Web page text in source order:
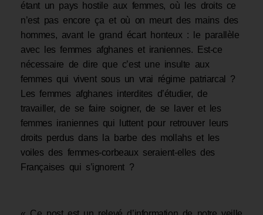
étant un pays hostile aux femmes, où les droits ce
n’est pas encore ça et où on meurt des mains des
hommes, avant le grand écart honteux : le parallèle
avec les femmes afghanes et iraniennes. Est-ce
nécessaire de dire que c’est une insulte aux
femmes qui vivent sous un vrai régime patriarcal ?
Les femmes afghanes interdites d’étudier, de
travailler, de se faire soigner, de se laver et les
femmes iraniennes qui luttent pour retrouver leurs
droits perdus dans la barbe des mollahs et les
voiles des femmes-corbeaux seraient-elles des
Françaises qui s’ignorent ?